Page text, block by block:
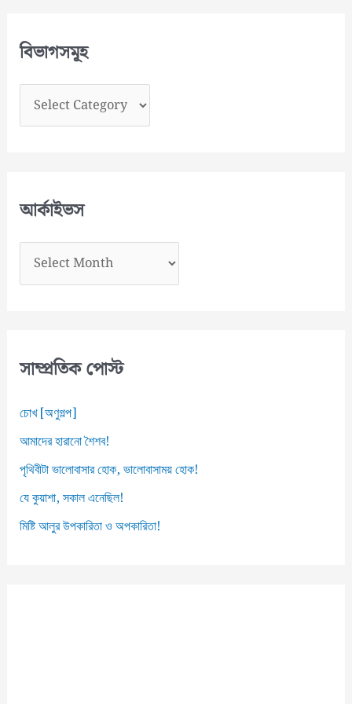
বিভাগসমূহ
ভা
আর্কাইভস
সাম্প্রতিক পোস্ট
চোখ [অণুগল্প]
আমাদের হারানো শৈশব!
পৃথিবীটা ভালোবাসার হোক, ভালোবাসাময় হোক!
যে কুয়াশা, সকাল এনেছিল!
মিষ্টি আলুর উপকারিতা ও অপকারিতা!